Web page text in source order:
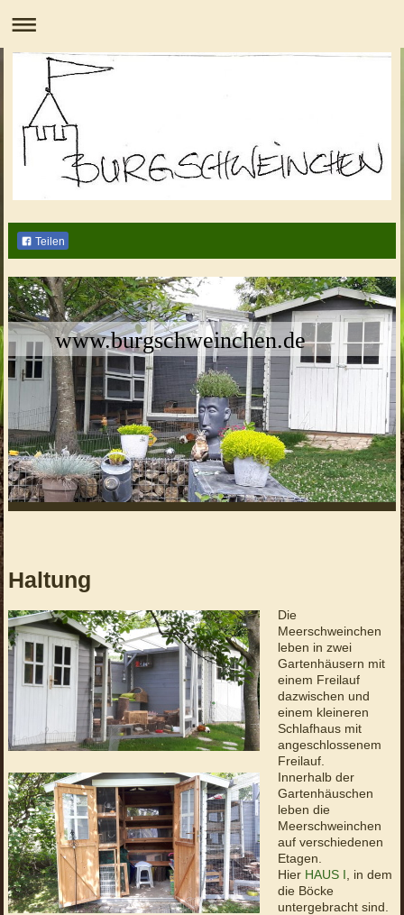
Teilen
www.burgschweinchen.de
Haltung
Die
Meerschweinchen
leben in zwei
Gartenhäusern mit
einem Freilauf
dazwischen und
einem kleineren
Schlafhaus mit
angeschlossenem
Freilauf.
Innerhalb der
Gartenhäuschen
leben die
Meerschweinchen
auf verschiedenen
Etagen.
Hier HAUS I , in dem
die Böcke
untergebracht sind.